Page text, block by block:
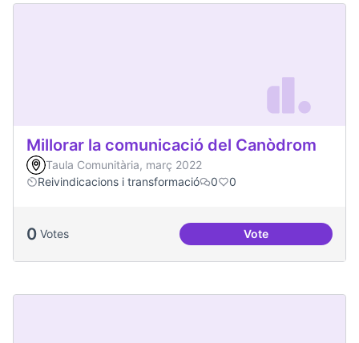
Millorar la comunicació del Canòdrom
Taula Comunitària, març 2022
Reivindicacions i transformació
0 0
0 Votes VoteMillorar la